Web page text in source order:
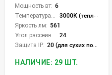
Мощность вт: 6
3000K (теплый)
Яркость лм: 561
24
Защита IP: 20 (для сухих пом.)
НАЛИЧИЕ: 29 ШТ.